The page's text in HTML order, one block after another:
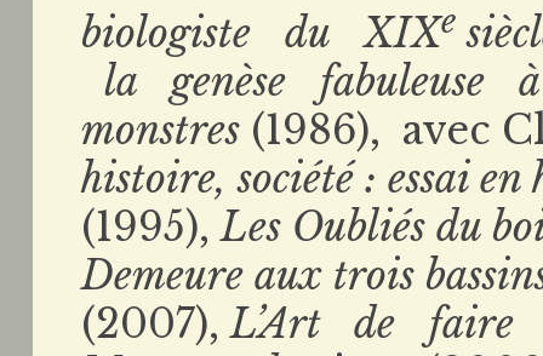
biologiste du XIXe
la genèse fabuleuse
monstres (1986), avec
histoire, société : essai en
(1995), Les Oubliés du
Demeure aux trois
(2007), L’Art de faire